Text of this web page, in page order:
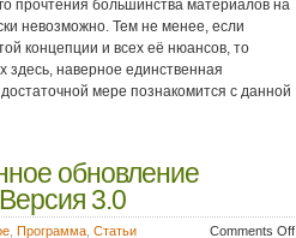
прочтения большинства материалов на
невозможно. Тем не менее, если
концепции и всех её нюансов, то
здесь, наверное единственная
мере познакомится с данной
обновление
3.0
Программа Статьи Comments Off